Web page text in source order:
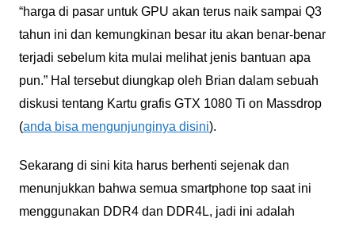
“harga di pasar untuk GPU akan terus naik sampai Q3
tahun ini dan kemungkinan besar itu akan benar-benar
terjadi sebelum kita mulai melihat jenis bantuan apa
pun.” Hal tersebut diungkap oleh Brian dalam sebuah
diskusi tentang Kartu grafis GTX 1080 Ti on Massdrop
(anda bisa mengunjunginya disini).
Sekarang di sini kita harus berhenti sejenak dan
menunjukkan bahwa semua smartphone top saat ini
menggunakan DDR4 dan DDR4L, jadi ini adalah